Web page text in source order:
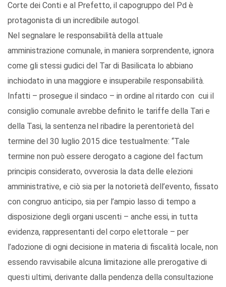
Corte dei Conti e al Prefetto, il capogruppo del Pd è
protagonista di un incredibile autogol.
Nel segnalare le responsabilità della attuale
amministrazione comunale, in maniera sorprendente, ignora
come gli stessi gudici del Tar di Basilicata lo abbiano
inchiodato in una maggiore e insuperabile responsabilità.
Infatti – prosegue il sindaco – in ordine al ritardo con cui il
consiglio comunale avrebbe definito le tariffe della Tari e
della Tasi, la sentenza nel ribadire la perentorietà del
termine del 30 luglio 2015 dice testualmente: “Tale
termine non può essere derogato a cagione del factum
principis considerato, ovverosia la data delle elezioni
amministrative, e ciò sia per la notorietà dell’evento, fissato
con congruo anticipo, sia per l’ampio lasso di tempo a
disposizione degli organi uscenti – anche essi, in tutta
evidenza, rappresentanti del corpo elettorale – per
l’adozione di ogni decisione in materia di fiscalità locale, non
essendo ravvisabile alcuna limitazione alle prerogative di
questi ultimi, derivante dalla pendenza della consultazione